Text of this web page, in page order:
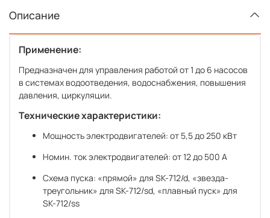
Параметрическая токовая защита с отображением тока
каждого двигателя
Защита двигателей от перегрева с использованием
контакта PTC/WSK
Защита двигателей с использованием контактного
датчика влажности
Контроль уровня по поплавкам (до 5 шт.)
Описание
Применение:
Предназначен для управления работой от 1 до 6 насосов
в системах водоотведения, водоснабжения, повышения
давления, циркуляции.
Технические характеристики:
Мощность электродвигателей: от 5,5 до 250 кВт
Номин. ток электродвигателей: от 12 до 500 А
Схема пуска: «прямой» для SK-712/d, «звезда-
треугольник» для SK-712/sd, «плавный пуск» для
SK-712/ss